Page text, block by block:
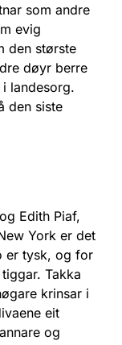
som andre
evig
den største
døyr berre
landesorg.
den siste
Edith Piaf,
York er det
er tysk, og for
Takka
krinsar i
eit
og